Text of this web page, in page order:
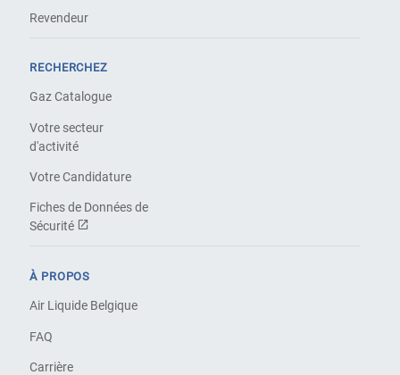
Revendeur
RECHERCHEZ
Gaz Catalogue
Votre secteur
d'activité
Votre Candidature
Fiches de Données de
Sécurité
À PROPOS
Air Liquide Belgique
FAQ
Carrière